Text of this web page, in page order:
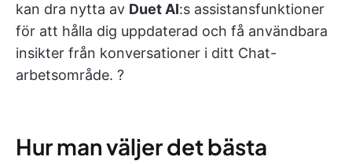
kan dra nytta av Duet AI:s assistansfunktioner
för att hålla dig uppdaterad och få användbara
insikter från konversationer i ditt Chat-
arbetsområde. ?
Hur man väljer det bästa